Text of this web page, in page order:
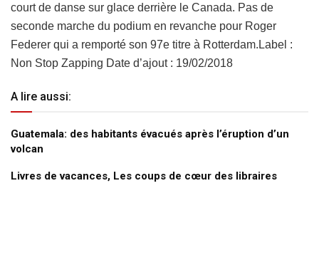
court de danse sur glace derrière le Canada. Pas de
seconde marche du podium en revanche pour Roger
Federer qui a remporté son 97e titre à Rotterdam.Label :
Non Stop Zapping Date d’ajout : 19/02/2018
A lire aussi:
Guatemala: des habitants évacués après l’éruption d’un
volcan
Livres de vacances, Les coups de cœur des libraires